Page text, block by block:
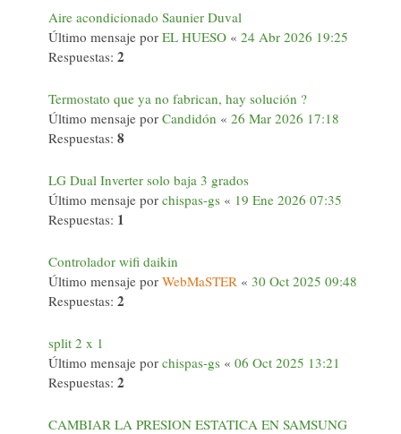
Aire acondicionado Saunier Duval
Último mensaje por EL HUESO « 24 Abr 2026 19:25
Respuestas: 2
Termostato que ya no fabrican, hay solución ?
Último mensaje por Candidón « 26 Mar 2026 17:18
Respuestas: 8
LG Dual Inverter solo baja 3 grados
Último mensaje por chispas-gs « 19 Ene 2026 07:35
Respuestas: 1
Controlador wifi daikin
Último mensaje por WebMaSTER « 30 Oct 2025 09:48
Respuestas: 2
split 2 x 1
Último mensaje por chispas-gs « 06 Oct 2025 13:21
Respuestas: 2
CAMBIAR LA PRESION ESTATICA EN SAMSUNG